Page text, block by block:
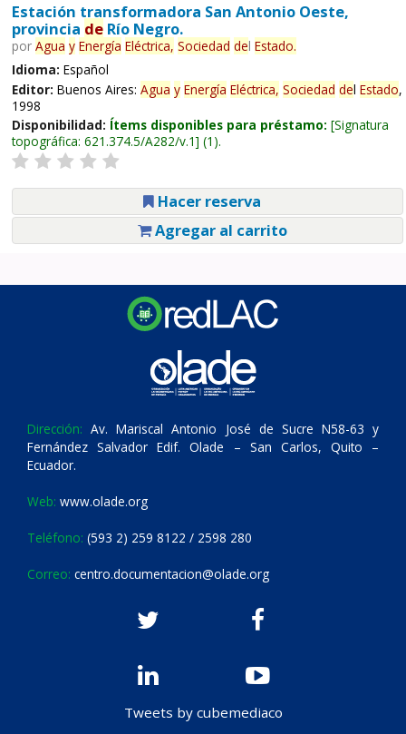
Estación transformadora San Antonio Oeste,
provincia deRío Negro.
por Agua y Energía Eléctrica, Sociedad del Estado.
Idioma: Español
Editor: Buenos Aires: Agua y Energía Eléctrica, Sociedad del Estado,
1998
Disponibilidad: Ítems disponibles para préstamo: Signatura
topográfica: 621.374.5/A282/v.1 (1).
Hacer reserva
Agregar al carrito
Dirección: Av. Mariscal Antonio José de Sucre N58-63 y
Fernández Salvador Edif. Olade – San Carlos, Quito –
Ecuador.
Web: www.olade.org
Teléfono: (593 2) 259 8122 / 2598 280
Correo: centro.documentacion@olade.org
Tweets by cubemediaco